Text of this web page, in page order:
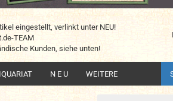
eingestellt, verlinkt unter NEU!
TEAM
Kunden, siehe unten!
N E U WEITERE